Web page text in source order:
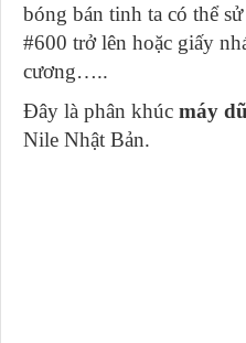
bóng bán tinh ta có thể
#600 trở lên hoặc giấy
cương…..
Đây là phân khúc máy
Nile Nhật Bản.